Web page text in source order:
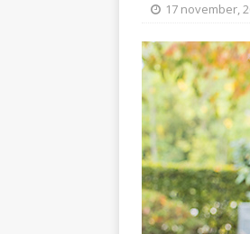
17 november,